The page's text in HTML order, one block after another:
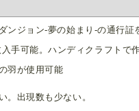
ンジョン-夢の始まり-の通行証
手可能。ハンディクラフトで
羽が使用可能
。出現数も少ない。